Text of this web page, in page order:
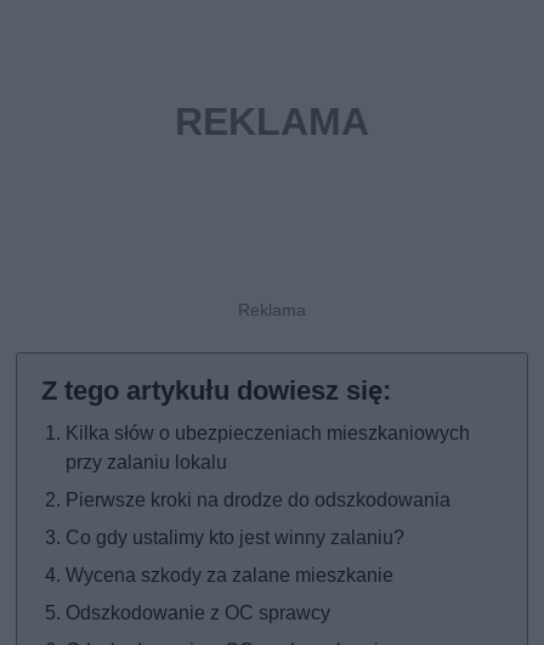
Kilka słów o ubezpieczeniach mieszkaniowych
przy zalaniu lokalu
Pierwsze kroki na drodze do odszkodowania
Co gdy ustalimy kto jest winny zalaniu?
Wycena szkody za zalane mieszkanie
Odszkodowanie z OC sprawcy